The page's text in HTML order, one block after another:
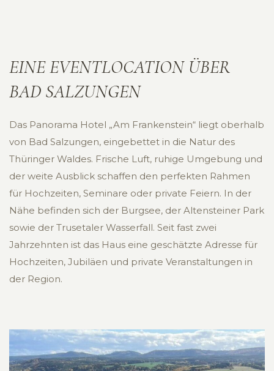
EINE EVENTLOCATION ÜBER
BAD SALZUNGEN
Das Panorama Hotel „Am Frankenstein“ liegt oberhalb
von Bad Salzungen, eingebettet in die Natur des
Thüringer Waldes. Frische Luft, ruhige Umgebung und
der weite Ausblick schaffen den perfekten Rahmen
für Hochzeiten, Seminare oder private Feiern. In der
Nähe befinden sich der Burgsee, der Altensteiner Park
sowie der Trusetaler Wasserfall. Seit fast zwei
Jahrzehnten ist das Haus eine geschätzte Adresse für
Hochzeiten, Jubiläen und private Veranstaltungen in
der Region.